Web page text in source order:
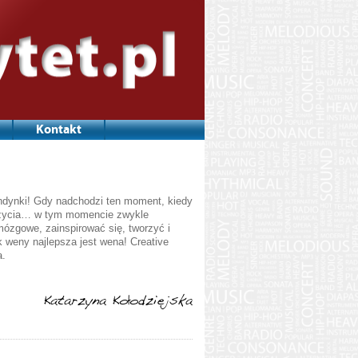
Kontakt
Gdy nadchodzi ten moment, kiedy
w tym momencie zwykle
zainspirować się, tworzyć i
najlepsza jest wena! Creative
Katarzyna Kołodziejska